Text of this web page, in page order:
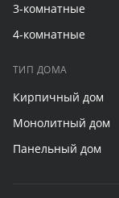
3-комнатные
4-комнатные
ТИП ДОМА
Кирпичный дом
Монолитный дом
Панельный дом